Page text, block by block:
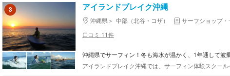
3 アイランドブレイク沖縄
沖縄県 中部（北谷・コザ） サーフショップ
口コミ 11件
沖縄県でサーフィン！冬も海水が温かく、1年通して波